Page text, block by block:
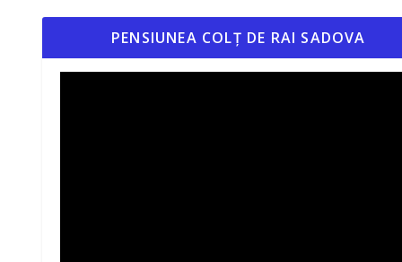
PENSIUNEA COLȚ DE RAI SADOVA